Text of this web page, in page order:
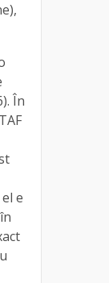
În
e